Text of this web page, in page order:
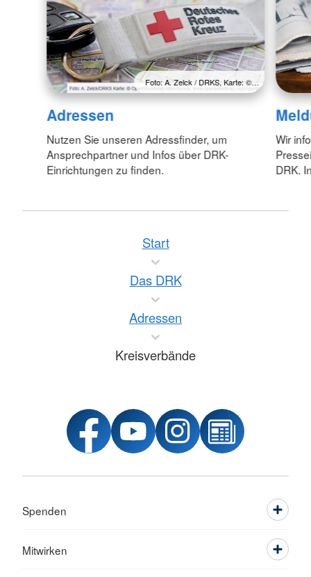
Foto: A. Zelck / DRKS, Karte: ©…
Adressen
Nutzen Sie unseren Adressfinder, um
Ansprechpartner und Infos über DRK-
Einrichtungen zu finden.
Wir
DRK.
Start
Das DRK
Adressen
Kreisverbände
Spenden
Mitwirken